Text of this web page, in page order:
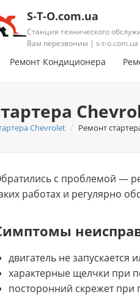
S-T-O.com.ua
Станция технического
Вам перезвоним | s-t-o.com.ua
Ремонт Кондиционера
Chevrolet Ремонт
с проблемой —
работах и регулярно
двигатель не запускается
характерные щелчки при
посторонний скрежет при